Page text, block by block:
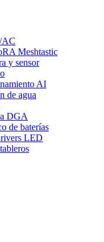
AC
Meshtastic
y sensor
AI
de agua
DGA
de baterías
LED